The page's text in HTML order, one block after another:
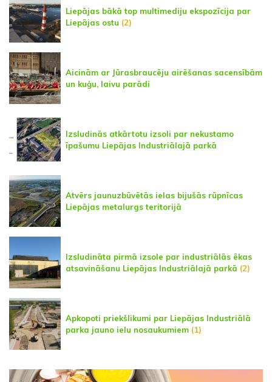
Liepājas bākā top multimediju ekspozīcija par
Liepājas ostu (2)
Aicinām ar Jūrasbraucēju airēšanas sacensībām
un kuģu, laivu parādi
Izsludinās atkārtotu izsoli par nekustamo
īpašumu Liepājas Industriālajā parkā
Atvērs jaunuzbūvētās ielas bijušās rūpnīcas
Liepājas metalurgs teritorijā
Izsludināta pirmā izsole par industriālās ēkas
atsavināšanu Liepājas Industriālajā parkā (2)
Apkopoti priekšlikumi par Liepājas Industriālā
parka jauno ielu nosaukumiem (1)